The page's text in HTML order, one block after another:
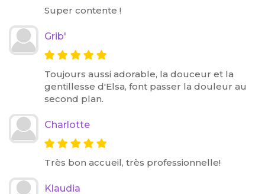
Super contente !
Grib'
Toujours aussi adorable, la douceur et la
gentillesse d'Elsa, font passer la douleur au
second plan.
Charlotte
Très bon accueil, très professionnelle!
Klaudia